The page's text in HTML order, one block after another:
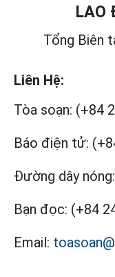
LAO
Tổng Biên
Liên Hệ:
Tòa soạn: (+84
Báo điện tử:
Đường dây nóng:
Bạn đọc: (+84
Email: